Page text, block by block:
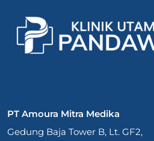
PT Amoura Mitra Medika
Gedung Baja Tower B, Lt. GF2,